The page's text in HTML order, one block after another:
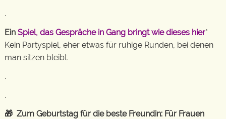
.
Ein Spiel, das Gespräche in Gang bringt wie dieses hier*
Kein Partyspiel, eher etwas für ruhige Runden, bei denen
man sitzen bleibt.
.
.
🎁 Zum Geburtstag für die beste Freundin: Für Frauen